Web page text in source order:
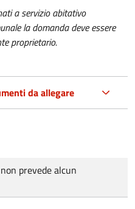
a servizio abitativo
la domanda deve essere
proprietario.
da allegare
prevede alcun